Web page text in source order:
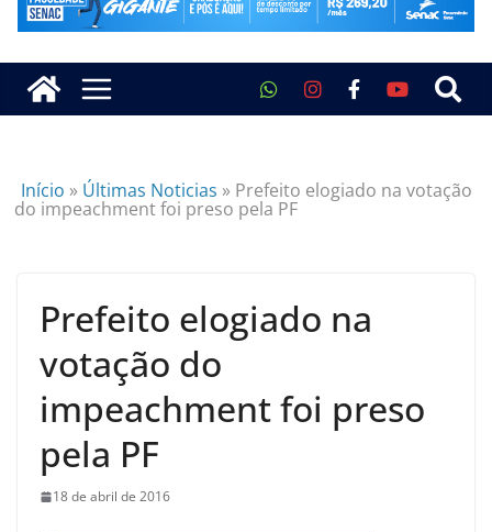
Início » Últimas Noticias » Prefeito elogiado na votação
do impeachment foi preso pela PF
Prefeito elogiado na
votação do
impeachment foi preso
pela PF
18 de abril de 2016